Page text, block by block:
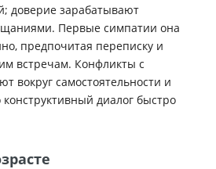
доверие зарабатывают
Первые симпатии она
предпочитая переписку и
встречам. Конфликты с
вокруг самостоятельности и
диалог быстро